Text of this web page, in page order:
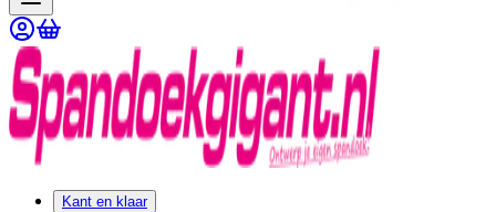
Kant en klaar